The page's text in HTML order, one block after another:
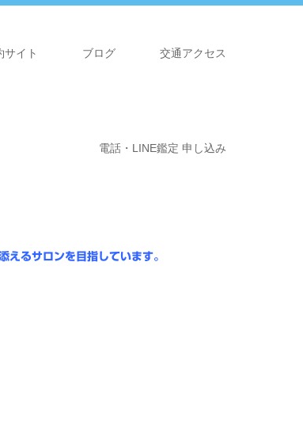
サイト ブログ 交通アクセス
電話・LINE鑑定 申し込み
えるサロンを目指しています。